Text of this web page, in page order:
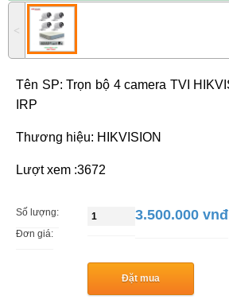
˂
Tên SP:Trọn bộ 4 camera TVI
IRP
Thương hiệu: HIKVISION
Lượt xem :3672
Số lượng:
Đơn giá:
3.500.000 vnđ
Đặt mua